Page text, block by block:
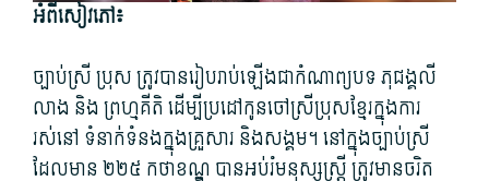
អំពី​សៀវភៅ៖
ច្បាប់ស្រី ប្រុស ត្រូវ​បាន​រៀបរាប់​ឡើងជា​កំណាព្យ​បទ ភុជង្គ​លី​
លាង និង ព្រហ្មគីតិ ដើម្បី​ប្រដៅ​កូនចៅ​ស្រី​ប្រុស​ខ្មែរ​ក្នុង​ការ
រស់នៅ ទំនាក់ទំនង​ក្នុង​គ្រួសារ និង​សង្គម។ នៅ​ក្នុង​ច្បាប់ស្រី​
ដែល​មាន ២២៥ កថាខណ្ឌ បាន​អប់រំ​មនុស្ស​ស្រ្តី ត្រូវ​មាន​ចរិត​